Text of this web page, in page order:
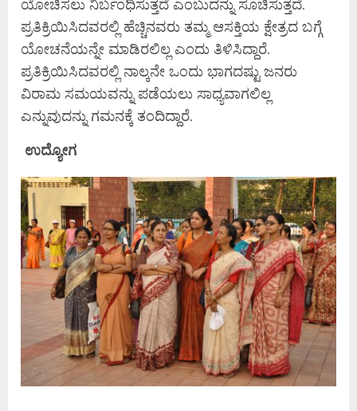
ಯೋಚಿಸಲು ನಿರ್ಬಂಧಿಸುತ್ತದೆ ಎಂಬುದನ್ನು ಸೂಚಿಸುತ್ತದೆ.
ಪ್ರತಿಕ್ರಿಯಿಸಿದವರಲ್ಲಿ ಹೆಚ್ಚಿನವರು ತಮ್ಮ ಆಸಕ್ತಿಯ ಕ್ಷೇತ್ರದ ಬಗ್ಗೆ
ಯೋಚನೆಯನ್ನೇ ಮಾಡಿರಲಿಲ್ಲ ಎಂದು ತಿಳಿಸಿದ್ದಾರೆ.
ಪ್ರತಿಕ್ರಿಯಿಸಿದವರಲ್ಲಿ ನಾಲ್ಕನೇ ಒಂದು ಭಾಗದಷ್ಟು ಜನರು
ವಿರಾಮ ಸಮಯವನ್ನು ಪಡೆಯಲು ಸಾಧ್ಯವಾಗಲಿಲ್ಲ
ಎನ್ನುವುದನ್ನು ಗಮನಕ್ಕೆ ತಂದಿದ್ದಾರೆ.
ಉದ್ಯೋಗ